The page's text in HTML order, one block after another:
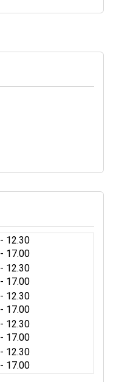
tot
- 12.30
tot
- 17.00
tot
- 12.30
tot
- 17.00
tot
- 12.30
tot
- 17.00
tot
- 12.30
tot
- 17.00
tot
- 12.30
tot
- 17.00